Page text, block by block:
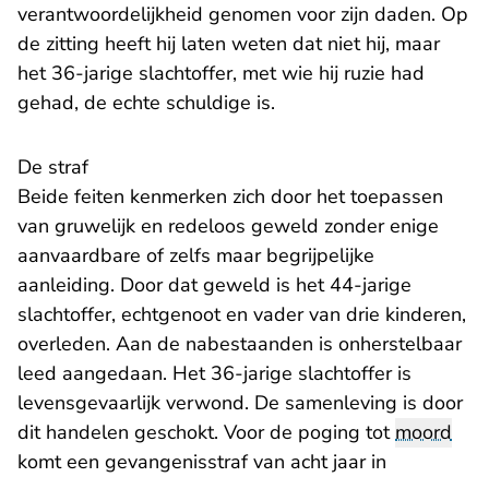
verantwoordelijkheid genomen voor zijn daden. Op
de zitting heeft hij laten weten dat niet hij, maar
het 36-jarige slachtoffer, met wie hij ruzie had
gehad, de echte schuldige is.
​De straf
Beide feiten kenmerken zich door het toepassen
van gruwelijk en redeloos geweld zonder enige
aanvaardbare of zelfs maar begrijpelijke
aanleiding. Door dat geweld is het 44-jarige
slachtoffer, echtgenoot en vader van drie kinderen,
overleden. Aan de nabestaanden is onherstelbaar
leed aangedaan. Het 36-jarige slachtoffer is
levensgevaarlijk verwond. De samenleving is door
dit handelen geschokt. Voor de poging totmoord
komt een gevangenisstraf van acht jaar in